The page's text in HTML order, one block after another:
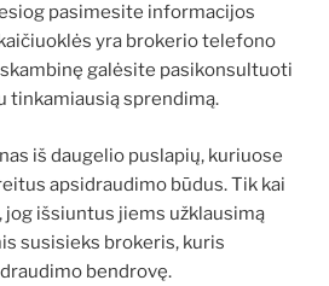
pasimesite informacijos
yra brokerio telefono
galėsite pasikonsultuoti
tinkamiausią sprendimą.
iš daugelio puslapių, kuriuose
apsidraudimo būdus. Tik kai
jog išsiuntus jiems užklausimą
susisieks brokeris, kuris
bendrovę.